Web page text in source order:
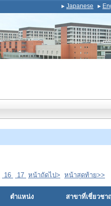
Japanese
16 17 หน้าถัดไป> หน้าสุดท้าย>>
ตำแหน่ง สาขาที่เชี่ยวชา